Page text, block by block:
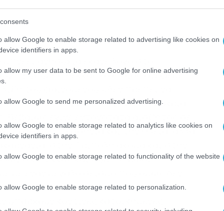
allow Google to enable storage related to advertising like cookies on
identifiers in apps.
allow my user data to be sent to Google for online advertising
allow Google to send me personalized advertising.
allow Google to enable storage related to analytics like cookies on
identifiers in apps.
allow Google to enable storage related to functionality of the website
allow Google to enable storage related to personalization.
ανησυχία έκανε λόγο στο
Ευθύμης Λέκκας ο οποίος ανέφερε
του φαινομένου.«Δεν πρέπει να
μέσα στον θαλάσσιο χώρο, μακριά
Βεβαίως έγινε εντονότατα αισθητός σε
μόνο στη Μεσσηνία και την Ηλεία, αλλά
στην Τρίπολη ακόμα και στην
ο κ. Λέκκας και συμπλήρωσε
με έναν μεγάλο σεισμό που όμως δεν
καμία ανησυχία δεδομένου ότι είναι
κοντινές κατοικημένες